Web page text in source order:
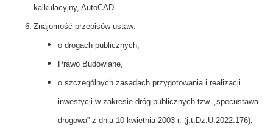
kalkulacyjny, AutoCAD.
Znajomość przepisów ustaw:
o drogach publicznych,
Prawo Budowlane,
o szczególnych zasadach przygotowania i realizacji
inwestycji w zakresie dróg publicznych tzw. „specustawa
drogowa” z dnia 10 kwietnia 2003 r. (j.t. Dz.U.2022.176),